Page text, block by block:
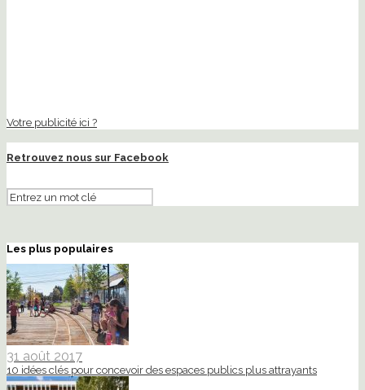
Votre publicité ici ?
Retrouvez nous sur Facebook
Les plus populaires
31 août 2017
10 idées clés pour concevoir des espaces publics plus attrayants